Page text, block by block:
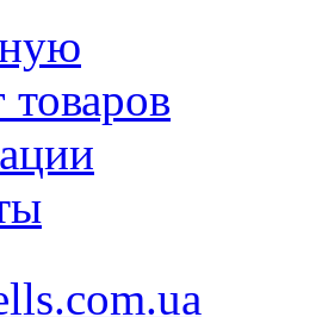
товаров